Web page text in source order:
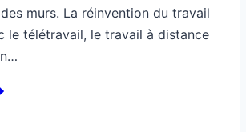
murs. La réinvention du travail
le télétravail, le travail à distance